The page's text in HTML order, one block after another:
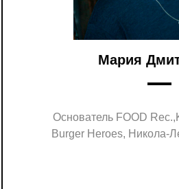
Мария
Основатель FOOD
Burger Heroes, Никола-